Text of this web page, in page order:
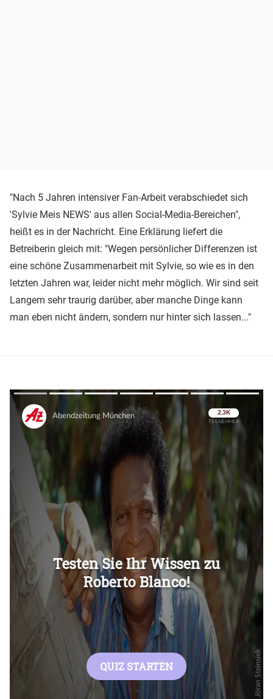
"Nach 5 Jahren intensiver Fan-Arbeit verabschiedet sich
'Sylvie Meis NEWS' aus allen Social-Media-Bereichen",
heißt es in der Nachricht. Eine Erklärung liefert die
Betreiberin gleich mit: "Wegen persönlicher Differenzen ist
eine schöne Zusammenarbeit mit Sylvie, so wie es in den
letzten Jahren war, leider nicht mehr möglich. Wir sind seit
Langem sehr traurig darüber, aber manche Dinge kann
man eben nicht ändern, sondern nur hinter sich lassen..."
Überspringen
Überspringen